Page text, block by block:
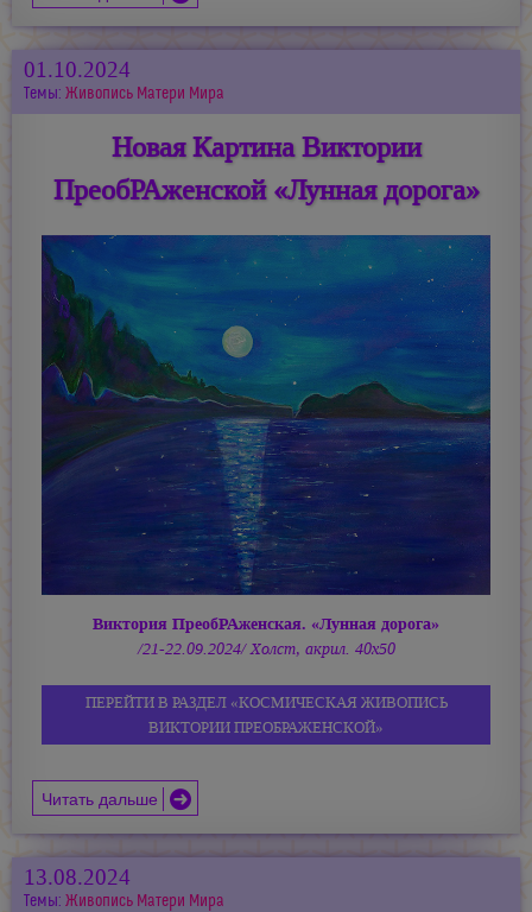
01.10.2024
Темы: Живопись Матери Мира
Новая Картина Виктории
ПреобРАженской «Лунная дорога»
Виктория ПреобРАженская. «Лунная дорога»
/21-22.09.2024/ Холст, акрил. 40х50
ПЕРЕЙТИ В РАЗДЕЛ «КОСМИЧЕСКАЯ ЖИВОПИСЬ
ВИКТОРИИ ПРЕОБРАЖЕНСКОЙ»
Читать дальше
13.08.2024
Темы: Живопись Матери Мира